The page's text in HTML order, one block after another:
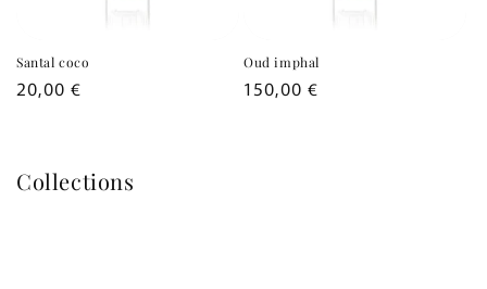
Santal coco
Prix
20,00 €
Oud imphal
Prix
150,00 €
Collections